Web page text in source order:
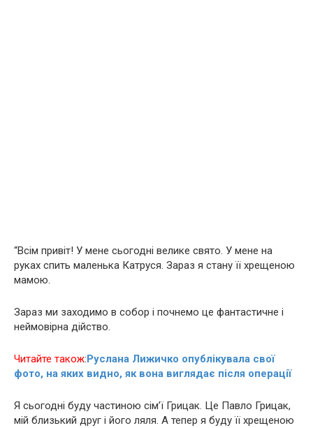
“Всім привіт! У мене сьогодні велике свято. У мене на
руках спить маленька Катруся. Зараз я стану її хрещеною
мамою.
Зараз ми заходимо в собор і почнемо це фантастичне і
неймовірна дійство.
Читайте також:Руслана Лижичко опублікувала свої
фото, на яких видно, як вона виглядає після опeрaцiї
Я сьогодні буду частиною сім’ї Грицак. Це Павло Грицак,
мій близький друг і його ляля. А тепер я буду її хрещеною